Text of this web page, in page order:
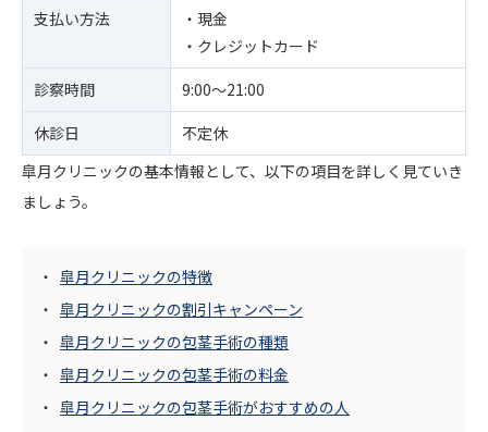
支払い方法
・現金
・クレジットカード
診察時間
9:00～21:00
休診日
不定休
皐月クリニックの基本情報として、以下の項目を詳しく見ていき
ましょう。
皐月クリニックの特徴
皐月クリニックの割引キャンペーン
皐月クリニックの包茎手術の種類
皐月クリニックの包茎手術の料金
皐月クリニックの包茎手術がおすすめの人